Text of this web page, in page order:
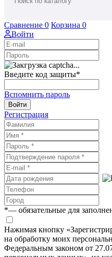
Сравнение 0 Корзина 0
Войти
Введите код защиты*
Вспомнить пароль
Войти
Регистрация
*— обязательные для
Нажимая кнопку
на обработку моих
Федеральным законом от